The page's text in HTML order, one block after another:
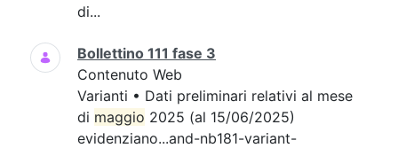
di...
Bollettino 111 fase 3
Contenuto Web
Varianti • Dati preliminari relativi al mese
di maggio 2025 (al 15/06/2025)
evidenziano...and-nb181-variant-